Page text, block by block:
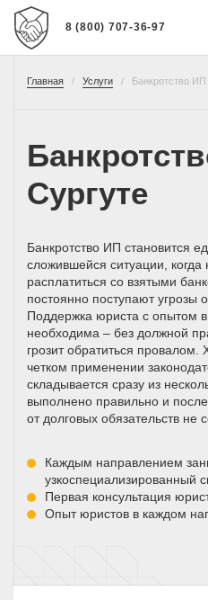
8 (800) 707-36-97
Главная Услуги Банкротство ИП
Сургуте
Банкротство ИП становится
сложившейся ситуации, когда
расплатиться со взятыми
постоянно поступают угрозы
Поддержка юриста с опытом
необходима – без должной
грозит обратиться провалом.
четком применении
складывается сразу из
выполнено правильно и
от долговых обязательств не
Каждым направлением
узкоспециализированный
Первая консультация
Опыт юристов в каждом